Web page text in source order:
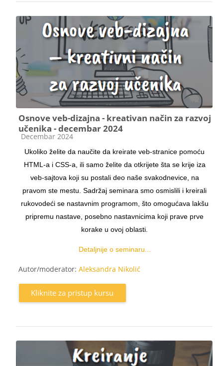
Osnove veb-dizajna - kreativan način za razvoj
učenika - decembar 2024
Kategorija kursa
Decembar 2024
Ukoliko želite da naučite da kreirate veb-stranice pomoću
HTML-a i CSS-a, ili samo želite da otkrijete šta se krije iza
veb-sajtova koji su postali deo naše svakodnevice, na
pravom ste mestu. Sadržaj seminara smo osmislili i kreirali
rukovodeći se nastavnim programom, što omogućava lakšu
pripremu nastave, posebno nastavnicima koji prave prve
korake u ovoj oblasti.
Detaljnije o seminaru...
Autor/moderator: Aleksandra Nikolić
Kliknite za pristup kursu